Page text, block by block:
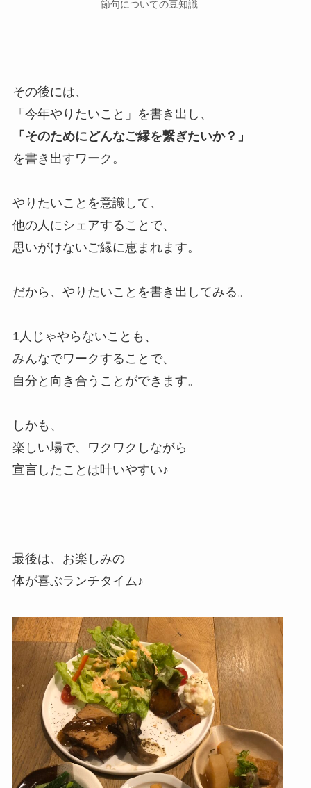
節句についての豆知識
その後には、
「今年やりたいこと」を書き出し、
「そのためにどんなご縁を繋ぎたいか？」
を書き出すワーク。
やりたいことを意識して、
他の人にシェアすることで、
思いがけないご縁に恵まれます。
だから、やりたいことを書き出してみる。
1人じゃやらないことも、
みんなでワークすることで、
自分と向き合うことができます。
しかも、
楽しい場で、ワクワクしながら
宣言したことは叶いやすい♪
最後は、お楽しみの
体が喜ぶランチタイム♪